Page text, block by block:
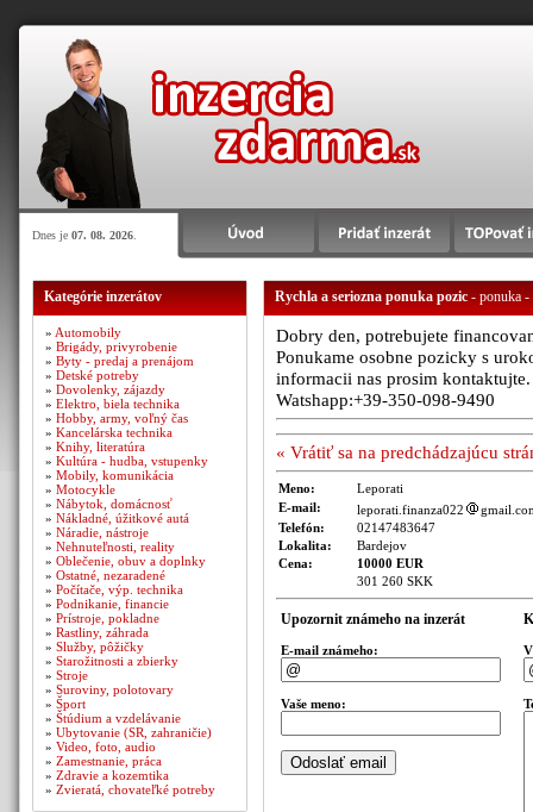
Dnes je 07. 08. 2026
Kategórie inzerátov
» Automobily
» Brigády, privyrobenie
» Byty - predaj a prenájom
» Detské potreby
» Dovolenky, zájazdy
» Elektro, biela technika
» Hobby, army, voľný čas
» Kancelárska technika
» Knihy, literatúra
» Kultúra - hudba, vstupenky
» Mobily, komunikácia
» Motocykle
» Nábytok, domácnosť
» Nákladné, úžitkové autá
» Náradie, nástroje
» Nehnuteľnosti, reality
» Oblečenie, obuv a doplnky
» Ostatné, nezaradené
» Počítače, výp. technika
» Podnikanie, financie
» Prístroje, pokladne
» Rastliny, záhrada
» Služby, pôžičky
» Starožitnosti a zbierky
» Stroje
» Suroviny, polotovary
» Šport
» Štúdium a vzdelávanie
» Ubytovanie (SR, zahraničie)
» Video, foto, audio
» Zamestnanie, práca
» Zdravie a kozemtika
» Zvieratá, chovateľké potreby
Rychla a seriozna ponuka pozic- ponuka -
Dobry den, potrebujete
Ponukame osobne pozicky s
informacii nas prosim
Watshapp:+39-350-098-9490
« Vrátiť sa na predchádzajúcu
Meno:
Leporati
E-mail:
leporati.finanza022
Telefón:
02147483647
Lokalita:
Bardejov
Cena:
10000 EUR
301 260 SKK
Upozornit známeho na inzerát
E-mail známeho:
Vaše meno: